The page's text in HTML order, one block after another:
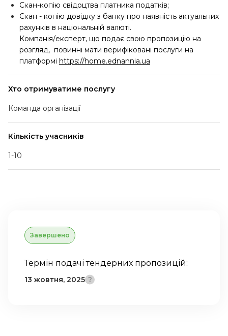
Скан-копію свідоцтва платника податків;
Скан - копію довідку з банку про наявність актуальних
рахунків в національній валюті.
Компанія/експерт, що подає свою пропозицію на
розгляд, повинні мати верифіковані послуги на
платформі https://home.ednannia.ua
Хто отримуватиме послугу
Команда організації
Кількість учасників
1-10
Завершено
Термін подачі тендерних пропозицій:
13 жовтня, 2025